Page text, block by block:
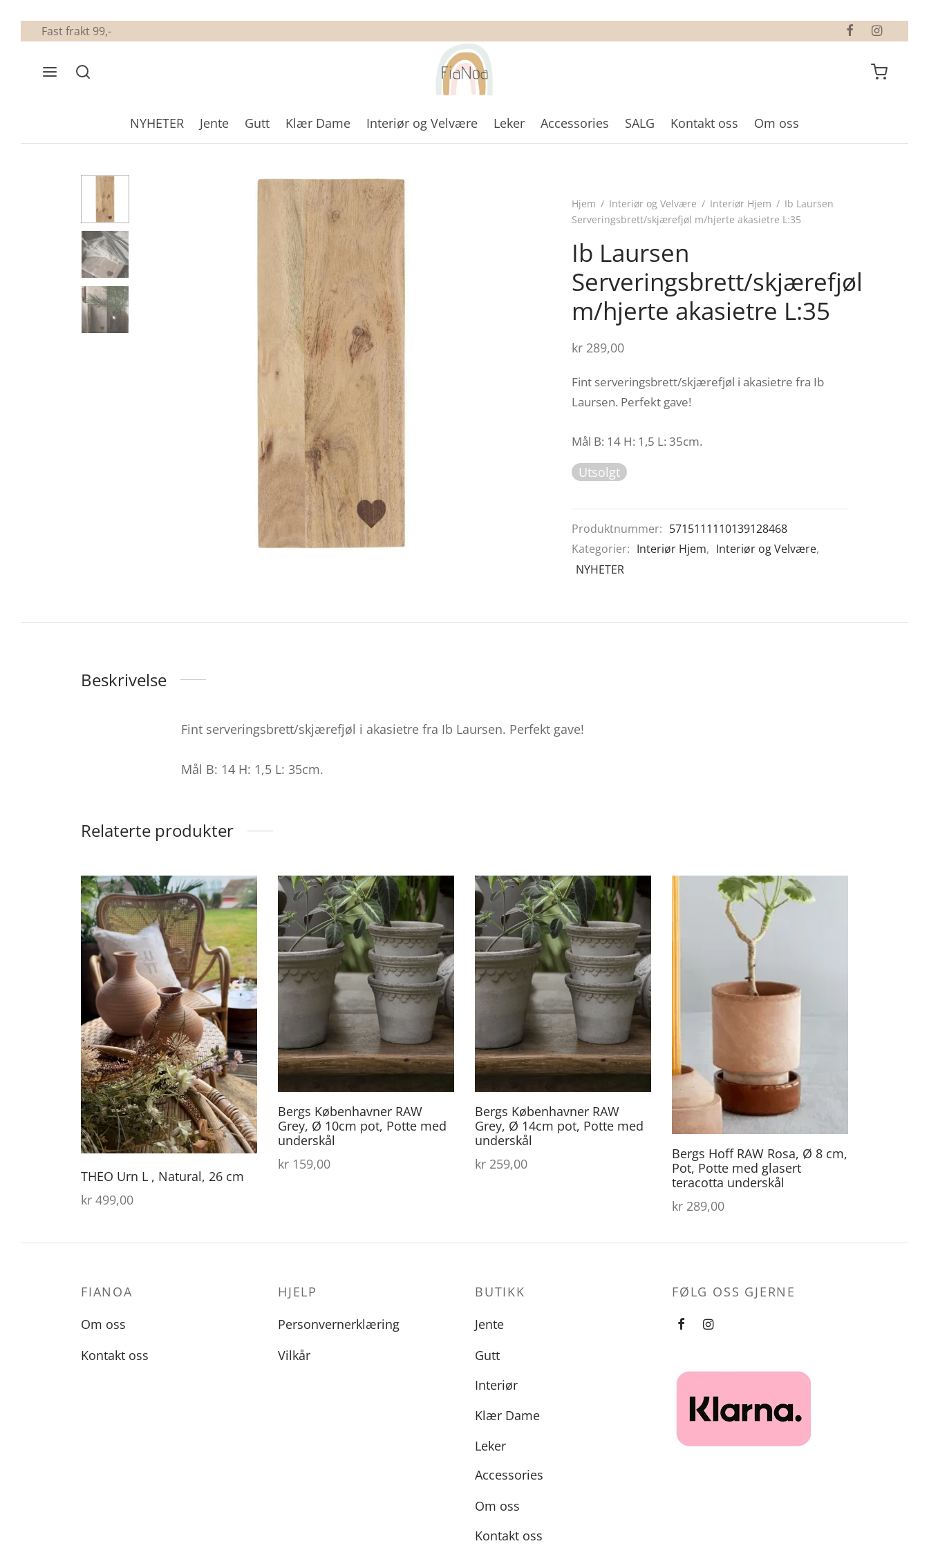
Fast frakt 99,-
NYHETER Jente Gutt Klær Dame Interiør og Velvære Leker Accessories SALG Kontakt oss Om oss
Hjem / Interiør og Velvære / Interiør Hjem / Ib Laursen
Serveringsbrett/skjærefjøl m/hjerte akasietre L:35
Ib Laursen
Serveringsbrett/skjærefjøl
m/hjerte akasietre L:35
kr 289,00
Fint serveringsbrett/skjærefjøl i akasietre fra Ib
Laursen. Perfekt gave!
Mål B: 14 H: 1,5 L: 35cm.
Utsolgt
Produktnummer: 5715111110139128468
Kategorier: Interiør Hjem, Interiør og Velvære,
NYHETER
Beskrivelse
Fint serveringsbrett/skjærefjøl i akasietre fra Ib Laursen. Perfekt gave!
Mål B: 14 H: 1,5 L: 35cm.
Relaterte produkter
THEO Urn L , Natural, 26 cm
kr 499,00
Bergs Københavner RAW
Grey, Ø 10cm pot, Potte med
underskål
kr 159,00
Bergs Københavner RAW
Grey, Ø 14cm pot, Potte med
underskål
kr 259,00
Bergs Hoff RAW Rosa, Ø 8 cm,
Pot, Potte med glasert
teracotta underskål
kr 289,00
FIANOA
Om oss
Kontakt oss
HJELP
Personvernerklæring
Vilkår
BUTIKK
Jente
Gutt
Interiør
Klær Dame
Leker
Accessories
Om oss
Kontakt oss
FØLG OSS GJERNE